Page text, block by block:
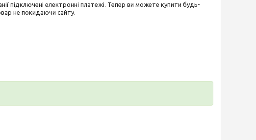
підключені електронні платежі. Тепер ви можете купити будь-
не покидаючи сайту.